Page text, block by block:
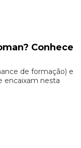
Conhece
de formação) e
encaixam nesta